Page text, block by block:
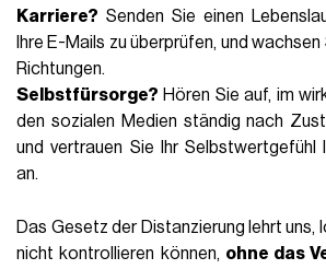
Karriere? Senden Sie einen
Ihre E-Mails zu überprüfen, und
Richtungen.
Selbstfürsorge? Hören Sie auf, im
den sozialen Medien ständig nach
und vertrauen Sie Ihr Selbstwertgefühl
an.
Das Gesetz der Distanzierung lehrt uns,
nicht kontrollieren können, ohne das